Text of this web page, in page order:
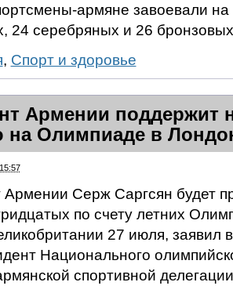
армяне завоевали
24 серебряных и 26
, Спорт и здоровье
Армении поддержит
на Олимпиаде в
Серж Саргсян будет
по счету летних
27 июля, заявил
Национального
спортивной